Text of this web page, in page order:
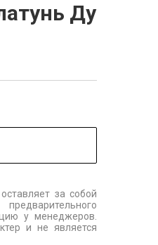
Ду
за собой
у менеджеров.
и не является